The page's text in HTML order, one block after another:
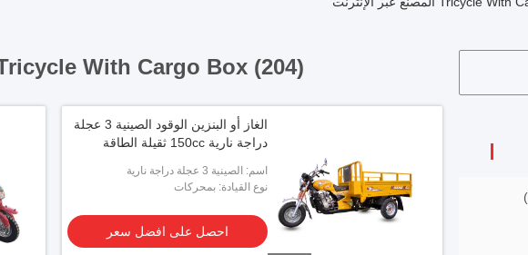
With Cargo Box (204)
الغاز أو البنزين الوقود الصينية 3 عجلة
دراجة نارية 150cc ثقيلة الطاقة
اسم: الصينية 3 عجلة دراجة نارية
نوع القيادة: بمحركات
احصل على افضل سعر